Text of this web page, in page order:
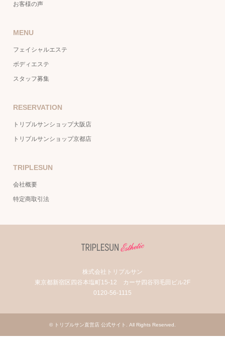
お客様の声
MENU
フェイシャルエステ
ボディエステ
スタッフ募集
RESERVATION
トリプルサンショップ大阪店
トリプルサンショップ京都店
TRIPLESUN
会社概要
特定商取引法
株式会社トリプルサン
東京都新宿区四谷本塩町15-12 カーサ四谷羽毛田ビル2F
0120-56-1115
© トリプルサン直営店 公式サイト . All Rights Reserved.